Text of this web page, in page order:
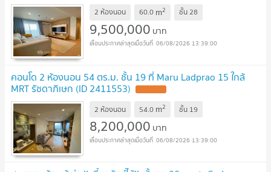
2 ห้องนอน 60.0 m2 ชั้น28
9,500,000 บาท
06/08/2026 13:39:00
คอนโด 2 ห้องนอน 54 ตร.ม. ชั้น 19 ที่ Maru Ladprao 15 ใกล้
MRT รัชดาภิเษก (ID 2411553)
2 ห้องนอน 54.0 m2 ชั้น 19
8,200,000 บาท
06/08/2026 13:39:00